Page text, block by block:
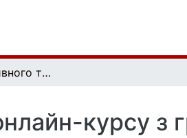
Модуль адаптивного тестування для онлайн-курсу з графічного дизайну
курсу з